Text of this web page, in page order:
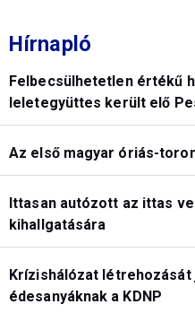
Hírnapló
Felbecsülhetetlen értékű
leletegyüttes került elő
Az első magyar óriás-
Ittasan autózott az ittas
kihallgatására
Krízishálózat létrehozását
édesanyáknak a KDNP